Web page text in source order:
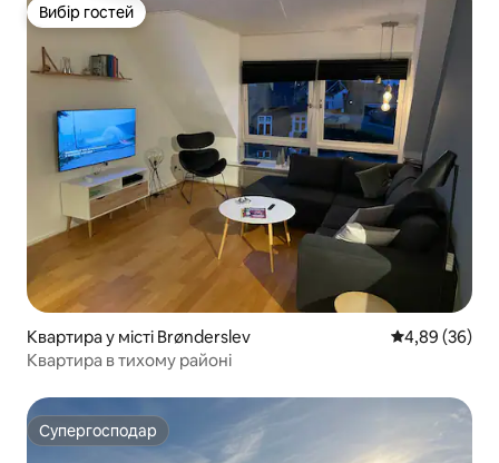
Вибір гостей
Вибір гостей
Квартира у місті Brønderslev Середня
4,89 (36)
Квартира в тихому районі
Супергосподар
Супергосподар